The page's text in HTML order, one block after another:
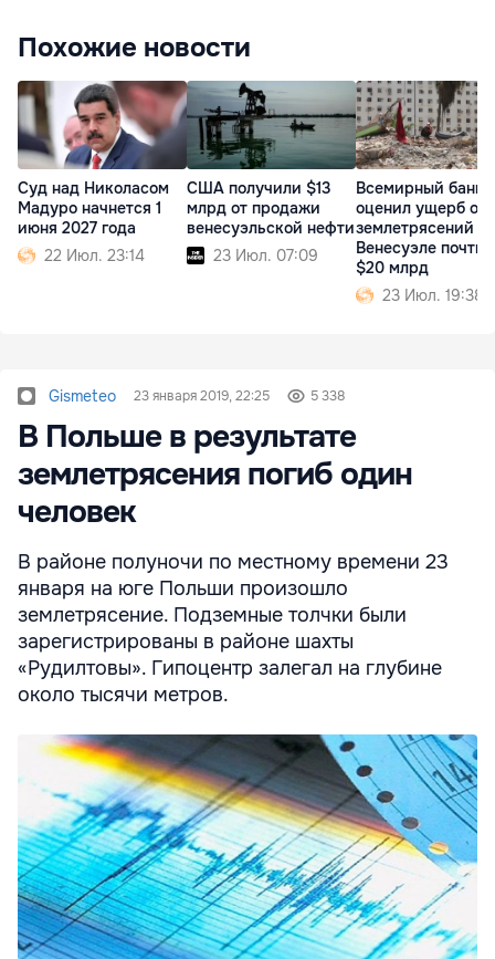
Похожие новости
Суд над Николасом
Мадуро начнется 1
июня 2027 года
22 Июл. 23:14
США получили $13
млрд от продажи
венесуэльской нефти
23 Июл. 07:09
Всемирный банк
оценил ущерб от
землетрясений в
Венесуэле почти
$20 млрд
23 Июл. 19:38
Gismeteo 23 января 2019, 22:25 5 338
В Польше в результате
землетрясения погиб один
человек
В районе полуночи по местному времени 23
января на юге Польши произошло
землетрясение. Подземные толчки были
зарегистрированы в районе шахты
«Рудилтовы». Гипоцентр залегал на глубине
около тысячи метров.